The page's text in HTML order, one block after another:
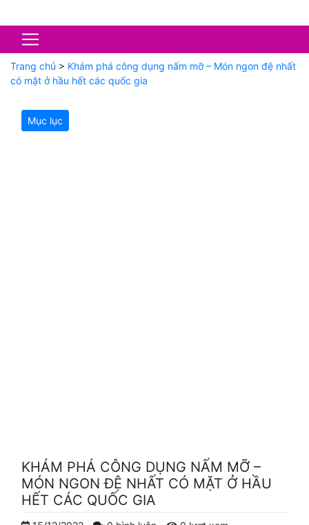
Trang chủ > Khám phá công dụng nấm mỡ – Món ngon đệ nhất
có mặt ở hầu hết các quốc gia
Mục lục
KHÁM PHÁ CÔNG DỤNG NẤM MỠ –
MÓN NGON ĐỆ NHẤT CÓ MẶT Ở HẦU
HẾT CÁC QUỐC GIA